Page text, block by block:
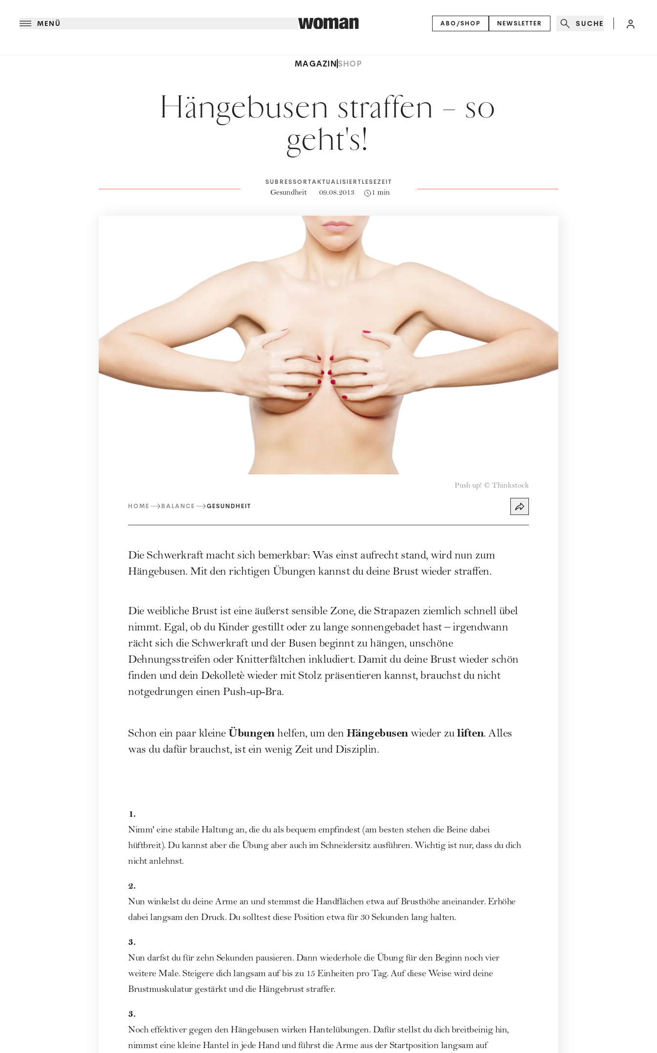
MENÜ ABO/SHOP NEWSLETTER SUCHE
MAGAZINSHOP
Hängebusen straffen – so
geht's!
SUBRESSORT
Gesundheit
AKTUALISIERT
09.08.2013
LESEZEIT
1 min
Push up! © Thinkstock
HOME BALANCE GESUNDHEIT
Die Schwerkraft macht sich bemerkbar: Was einst aufrecht stand, wird nun zum
Hängebusen. Mit den richtigen Übungen kannst du deine Brust wieder straffen.
Die weibliche Brust ist eine äußerst sensible Zone, die Strapazen ziemlich schnell übel
nimmt. Egal, ob du Kinder gestillt oder zu lange sonnengebadet hast – irgendwann
rächt sich die Schwerkraft und der Busen beginnt zu hängen, unschöne
Dehnungsstreifen oder Knitterfältchen inkludiert. Damit du deine Brust wieder schön
finden und dein Dekolletè wieder mit Stolz präsentieren kannst, brauchst du nicht
notgedrungen einen Push-up-Bra.
Schon ein paar kleine Übungenhelfen, um den Hängebusenwieder zu liften. Alles
was du dafür brauchst, ist ein wenig Zeit und Disziplin.
1.
Nimm' eine stabile Haltung an, die du als bequem empfindest (am besten stehen die Beine dabei
hüftbreit). Du kannst aber die Übung aber auch im Schneidersitz ausführen. Wichtig ist nur, dass du dich
nicht anlehnst.
2.
Nun winkelst du deine Arme an und stemmst die Handflächen etwa auf Brusthöhe aneinander. Erhöhe
dabei langsam den Druck. Du solltest diese Position etwa für 30 Sekunden lang halten.
3.
Nun darfst du für zehn Sekunden pausieren. Dann wiederhole die Übung für den Beginn noch vier
weitere Male. Steigere dich langsam auf bis zu 15 Einheiten pro Tag. Auf diese Weise wird deine
Brustmuskulatur gestärkt und die Hängebrust straffer.
3.
Noch effektiver gegen den Hängebusen wirken Hantelübungen. Dafür stellst du dich breitbeinig hin,
nimmst eine kleine Hantel in jede Hand und führst die Arme aus der Startposition langsam auf